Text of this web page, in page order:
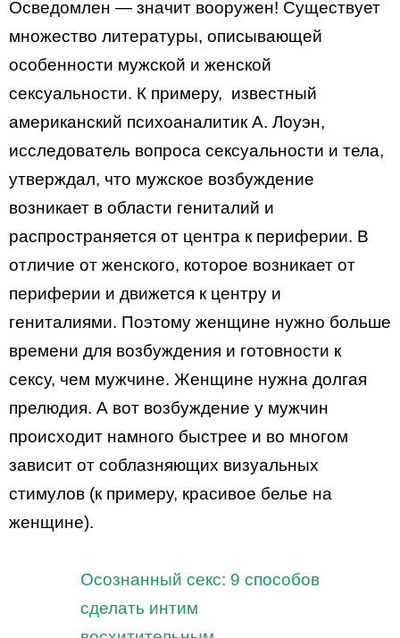
Осведомлен — значит вооружен! Существует
множество литературы, описывающей
особенности мужской и женской
сексуальности. К примеру, известный
американский психоаналитик А. Лоуэн,
исследователь вопроса сексуальности и тела,
утверждал, что мужское возбуждение
возникает в области гениталий и
распространяется от центра к периферии. В
отличие от женского, которое возникает от
периферии и движется к центру и
гениталиями. Поэтому женщине нужно больше
времени для возбуждения и готовности к
сексу, чем мужчине. Женщине нужна долгая
прелюдия. А вот возбуждение у мужчин
происходит намного быстрее и во многом
зависит от соблазняющих визуальных
стимулов (к примеру, красивое белье на
женщине).
Осознанный секс: 9 способов
сделать интим